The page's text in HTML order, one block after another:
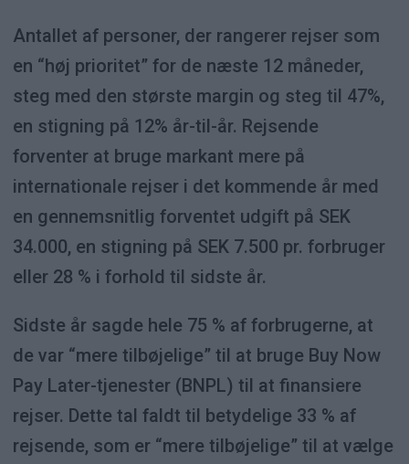
Antallet af personer, der rangerer rejser som
en “høj prioritet” for de næste 12 måneder,
steg med den største margin og steg til 47%,
en stigning på 12% år-til-år. Rejsende
forventer at bruge markant mere på
internationale rejser i det kommende år med
en gennemsnitlig forventet udgift på SEK
34.000, en stigning på SEK 7.500 pr. forbruger
eller 28 % i forhold til sidste år.
Sidste år sagde hele 75 % af forbrugerne, at
de var “mere tilbøjelige” til at bruge Buy Now
Pay Later-tjenester (BNPL) til at finansiere
rejser. Dette tal faldt til betydelige 33 % af
rejsende, som er “mere tilbøjelige” til at vælge